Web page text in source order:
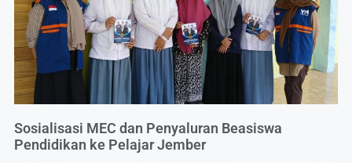
Sosialisasi MEC dan Penyaluran Beasiswa
Pendidikan ke Pelajar Jember